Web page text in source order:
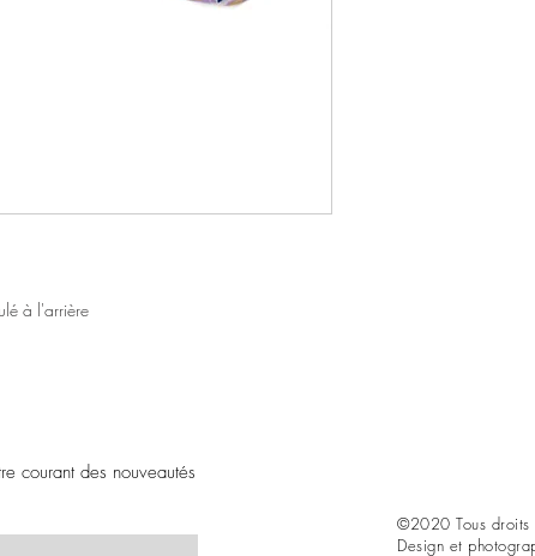
à l'arrière
courant des nouveautés
©2020 Tous droits
Design et